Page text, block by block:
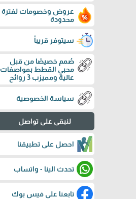
عروض وخصومات لفترة
محدودة
سيتوفر قريباً
صُمم خصيصًا من قبل
محبي القطط بمواصفات
عالية ومميزب 3 روائح
سياسة الخصوصية
لنبقى على تواصل
احصل على تطبيقنا
تحدث الينا - واتساب
تابعنا على فيس بوك